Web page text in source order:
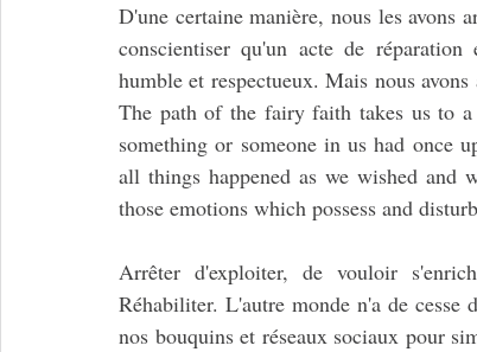
D'une certaine manière, nous les avons
conscientiser qu'un acte de
humble et respectueux. Mais nous
The path of the fairy faith takes us to
something or someone in us had once
all things happened as we wished and
those emotions which possess and
Arrêter d'exploiter, de vouloir
Réhabiliter. L'autre monde n'a de cesse
nos bouquins et réseaux sociaux pour